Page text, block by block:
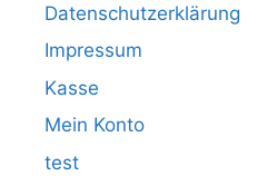
Datenschutzerklärung
Impressum
Kasse
Mein Konto
test